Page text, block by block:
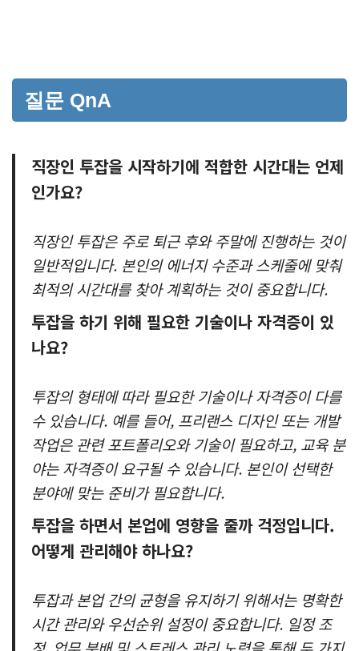
질문 QnA
직장인 투잡을 시작하기에 적합한 시간대는 언제
인가요?
직장인 투잡은 주로 퇴근 후와 주말에 진행하는 것이
일반적입니다. 본인의 에너지 수준과 스케줄에 맞춰
최적의 시간대를 찾아 계획하는 것이 중요합니다.
투잡을 하기 위해 필요한 기술이나 자격증이 있
나요?
투잡의 형태에 따라 필요한 기술이나 자격증이 다를
수 있습니다. 예를 들어, 프리랜스 디자인 또는 개발
작업은 관련 포트폴리오와 기술이 필요하고, 교육 분
야는 자격증이 요구될 수 있습니다. 본인이 선택한
분야에 맞는 준비가 필요합니다.
투잡을 하면서 본업에 영향을 줄까 걱정입니다.
어떻게 관리해야 하나요?
투잡과 본업 간의 균형을 유지하기 위해서는 명확한
시간 관리와 우선순위 설정이 중요합니다. 일정 조